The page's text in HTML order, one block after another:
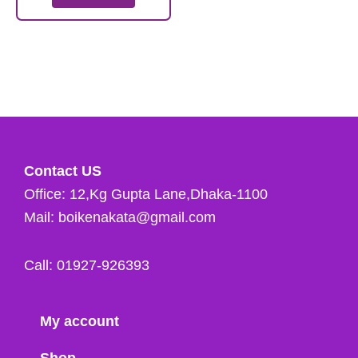
Contact US
Office: 12,Kg Gupta Lane,Dhaka-1100
Mail: boikenakata@gmail.com
Call: 01927-926393
My account